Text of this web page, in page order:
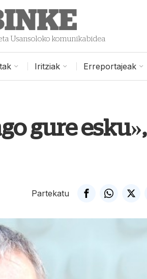
Usansoloko komunikabidea
Iritziak Erreportajeak
gure esku»,
Partekatu